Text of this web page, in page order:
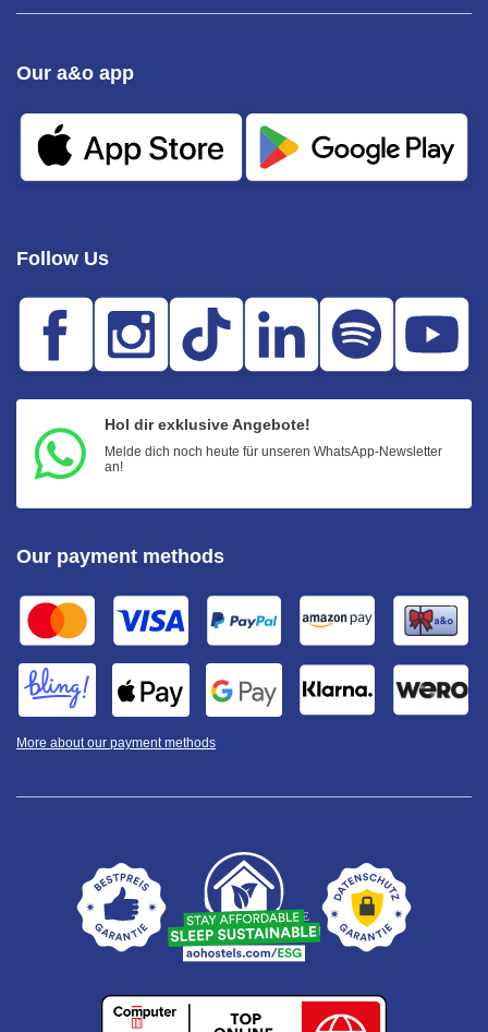
Follow Us
Hol dir exklusive Angebote!
Melde dich noch heute für unseren WhatsApp-Newsletter
an!
Our a&o app
Our payment methods
More about our payment methods